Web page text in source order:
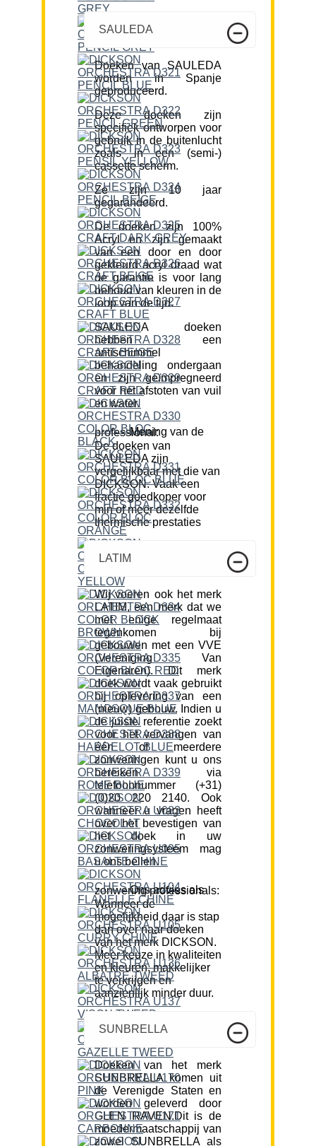
SAULEDA
Doeken van SAULEDA
worden in Spanje
geproduceerd.
Deze doeken zijn
specifiek ontworpen voor
gebruik in de buitenlucht
zoals in een (semi-)
cassette scherm.
Ze zijn 10 jaar
gegarandeerd.
De doeken zijn 100%
Acryl en zijn gemaakt
van een door en door
gekleurd acryl draad wat
de garantie is voor lang
behoud van kleuren in de
loop van de tijd.
SAULEDA doeken
hebben een
antischimmel
behandeling ondergaan
en zijn geïmpregneerd
voor het afstoten van vuil
en water.
Mening van de professional:
De doeken van
SAULEDA zijn
vergelijkbaar met die van
DICKSON. Vaak een
fractie goedkoper voor
min of meer dezelfde
thermische prestaties
LATIM
Wij voeren ook het merk
LATIM, een merk dat we
met enige regelmaat
tegenkomen bij
gebouwen met een VVE
(Vereniging Van
Eigenaren). Dit merk
doek wordt vaak gebruikt
bij oplevering van een
(nieuw) gebouw. Indien u
de juiste referentie zoekt
voor het vervangen van
één of meerdere
zonweringen kunt u ons
bereiken via
telefoonnummer (+31)
(0)20 220 2140. Ook
wanneer u vragen heeft
over het bevestigen van
het doek in uw
zonweringsysteem mag
u ons bellen.
Ons advies als zonwering professionals:
Wanneer de
mogelijkheid daar is stap
dan over naar doeken
van het merk DICKSON.
Meer keuze in kwaliteiten
en kleuren, makkelijker
te verkrijgen en
aanzienlijk minder duur.
SUNBRELLA
Doeken van het merk
SUNBRELLA komen uit
de Verenigde Staten en
worden geleverd door
GLEN RAVEN.Dit is de
moedermaatschappij van
zowel SUNBRELLA als